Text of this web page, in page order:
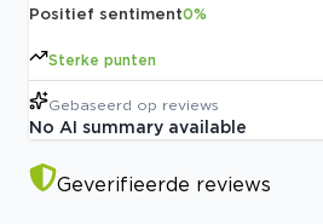
Positief sentiment0%
Sterke punten
Gebaseerd op reviews
No AI summary available
Geverifieerde reviews